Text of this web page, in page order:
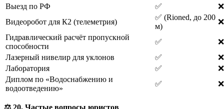
Выезд по РФ
✅
❌
Видеоробот для К2 (телеметрия)
✅ (Rioned, до 200
м)
Гидравлический расчёт пропускной
способности
✅
❌
Лазерный нивелир для уклонов
✅
Лаборатория
✅
❌
Диплом по «Водоснабжению и
водоотведению»
✅ ❌
⚖️ 20. Частые вопросы юристов